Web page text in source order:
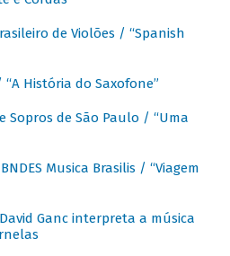
de Violões / “Spanish
História do Saxofone”
Sopros de São Paulo / “Uma
Musica Brasilis / “Viagem
Ganc interpreta a música